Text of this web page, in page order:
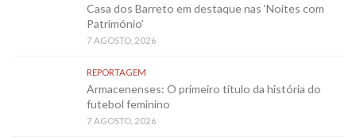
Casa dos Barreto em destaque nas ‘Noites com
Património’
7 AGOSTO, 2026
REPORTAGEM
Armacenenses: O primeiro título da história do
futebol feminino
7 AGOSTO, 2026